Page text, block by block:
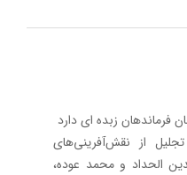
فرماندهان زبده ای دارد
از نقش‌آفرینی‌های
الحداد و محمد عوده،